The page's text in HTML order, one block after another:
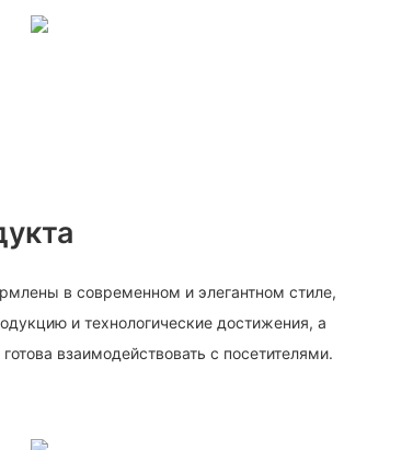
в современном и элегантном стиле,
и технологические достижения, а
взаимодействовать с посетителями.